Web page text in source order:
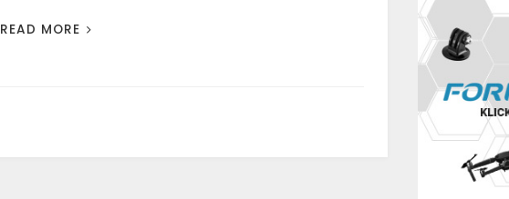
READ MORE